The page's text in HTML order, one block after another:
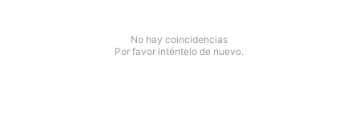
No hay coincidencias
Por favor inténtelo de nuevo.